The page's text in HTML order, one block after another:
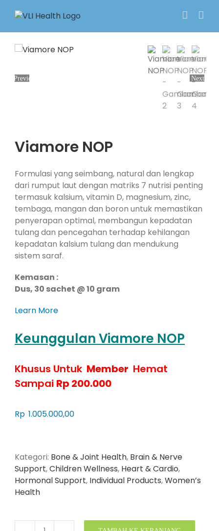
Previous Next
Viamore NOP
Formulasi yang seimbang, natural dan lengkap
dari rumput laut dengan matriks 7 nutrisi penting
termasuk kalsium, vitamin D, magnesium, zinc,
tembaga, mangan dan boron untuk memastikan
penyerapan optimal, membangun kepadatan
tulang dan pencegahan terhadap kehilangan
kepadatan kalsium tulang dan mendukung
sistem saraf.
Kemasan :
Dus, 30 sachet @ 10 gram
Learn More
Keunggulan Viamore NOP
Khusus Untuk Member Hemat
Sampai Rp 200.000
Rp 1.005.000,00
Kategori: Bone & Joint Health, Brain & Nerve
Support,Children Wellness, Heart & Cardio,
Hormonal Support, Individual Products,Women’s
Health